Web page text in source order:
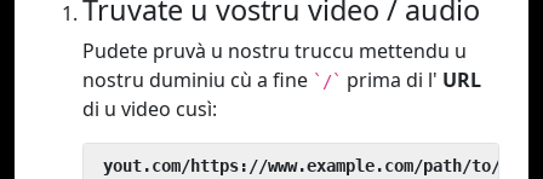
Truvate u vostru video / audio
Pudete pruvà u nostru truccu mettendu u
nostru duminiu cù a fine `/` prima di l' URL
di u video cusì:
yout.com/https://www.example.com/path/to/